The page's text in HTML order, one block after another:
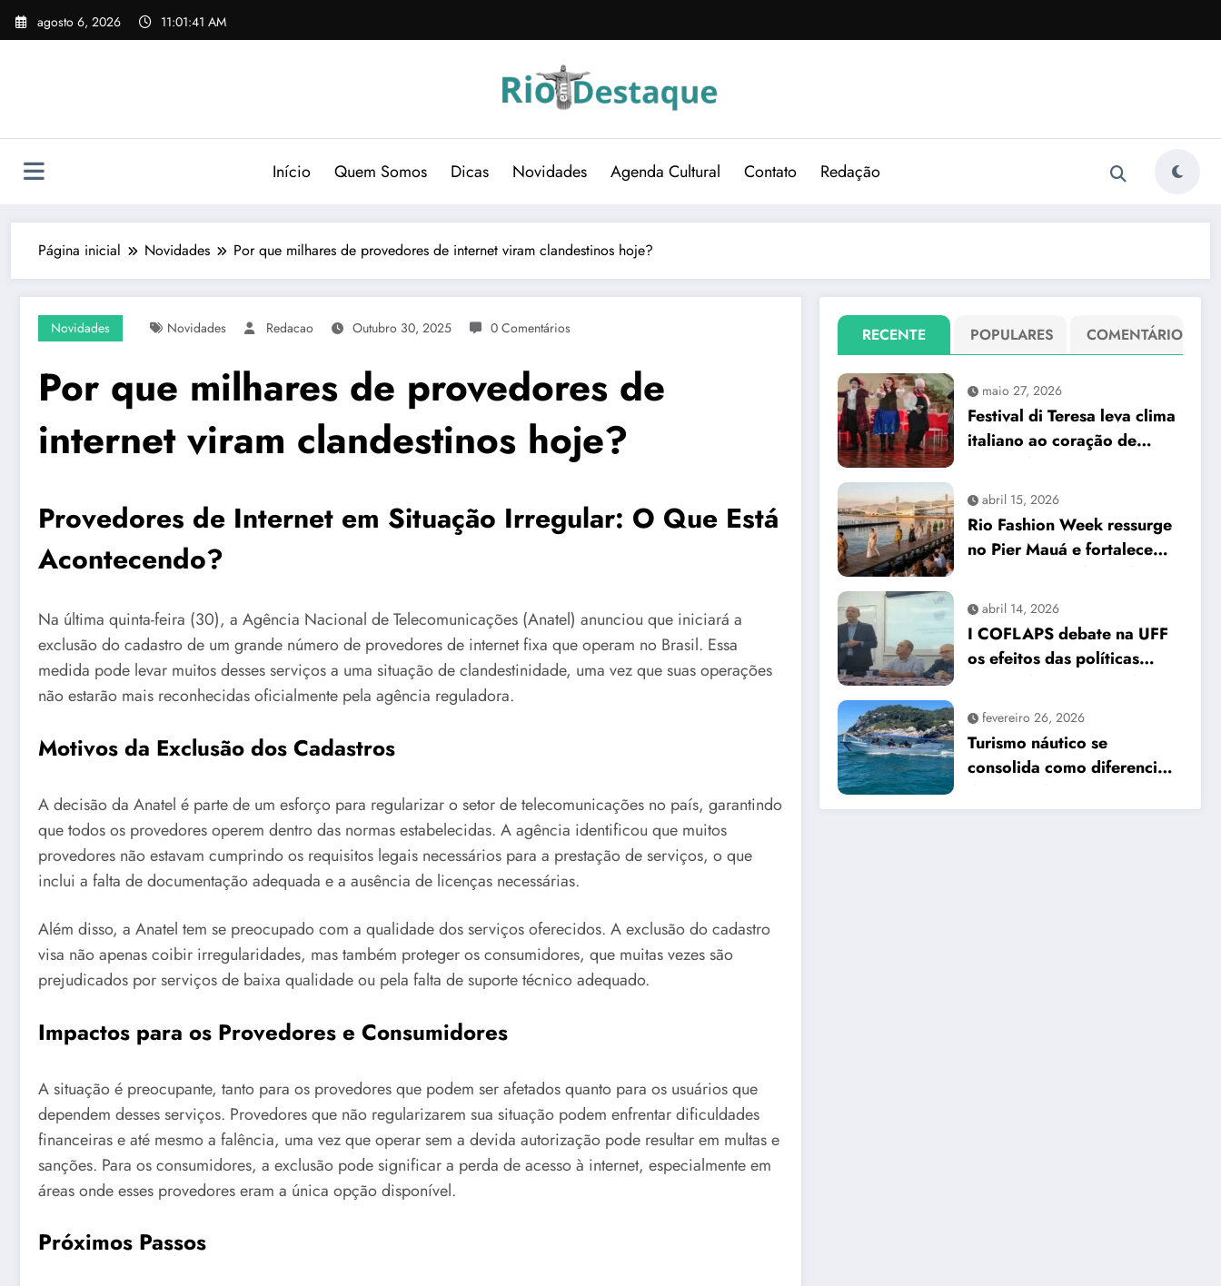
Pular
para
agosto 6, 2026 11:01:42 AM
Início Quem Somos Dicas Novidades Agenda Cultural Contato Redação
Página inicial Novidades Por que milhares de provedores de internet viram clandestinos hoje?
Novidades Novidades Redacao Outubro 30, 2025 0 Comentários
Por que milhares de provedores de
internet viram clandestinos hoje?
Provedores de Internet em Situação Irregular: O Que Está
Acontecendo?
Na última quinta-feira (30), a Agência Nacional de Telecomunicações (Anatel) anunciou que iniciará a
exclusão do cadastro de um grande número de provedores de internet fixa que operam no Brasil. Essa
medida pode levar muitos desses serviços a uma situação de clandestinidade, uma vez que suas operações
não estarão mais reconhecidas oficialmente pela agência reguladora.
Motivos da Exclusão dos Cadastros
A decisão da Anatel é parte de um esforço para regularizar o setor de telecomunicações no país, garantindo
que todos os provedores operem dentro das normas estabelecidas. A agência identificou que muitos
provedores não estavam cumprindo os requisitos legais necessários para a prestação de serviços, o que
inclui a falta de documentação adequada e a ausência de licenças necessárias.
Além disso, a Anatel tem se preocupado com a qualidade dos serviços oferecidos. A exclusão do cadastro
visa não apenas coibir irregularidades, mas também proteger os consumidores, que muitas vezes são
prejudicados por serviços de baixa qualidade ou pela falta de suporte técnico adequado.
Impactos para os Provedores e Consumidores
A situação é preocupante, tanto para os provedores que podem ser afetados quanto para os usuários que
dependem desses serviços. Provedores que não regularizarem sua situação podem enfrentar dificuldades
financeiras e até mesmo a falência, uma vez que operar sem a devida autorização pode resultar em multas e
sanções. Para os consumidores, a exclusão pode significar a perda de acesso à internet, especialmente em
áreas onde esses provedores eram a única opção disponível.
Próximos Passos
RECENTE POPULARES COMENTÁRIO
maio 27, 2026
Festival di Teresa leva clima
italiano ao coração de
abril 15, 2026
Rio Fashion Week ressurge
no Pier Mauá e fortalece
carioca
abril 14, 2026
I COFLAPS debate na UFF
os efeitos das políticas
no Rio de Janeiro
fevereiro 26, 2026
Turismo náutico se
consolida como diferencial